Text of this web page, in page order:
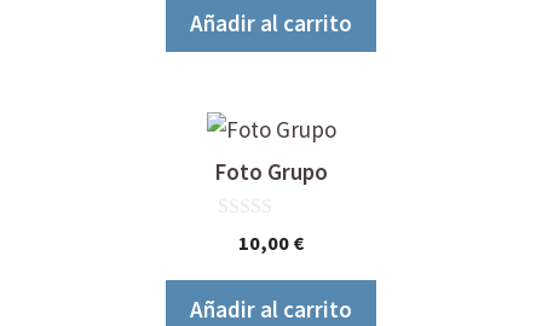
Añadir al carrito
Foto Grupo
10,00 €
Añadir al carrito